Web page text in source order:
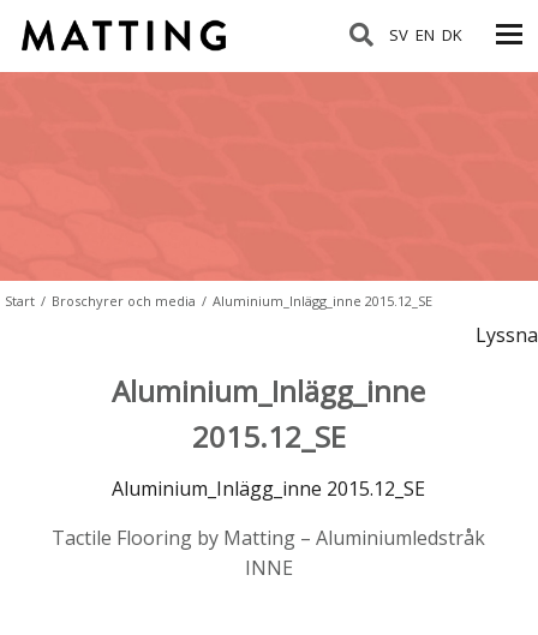
SV EN DK
Start / Broschyrer och media / Aluminium_Inlägg_inne 2015.12_SE
Lyssna
Aluminium_Inlägg_inne
2015.12_SE
Aluminium_Inlägg_inne 2015.12_SE
Tactile Flooring by Matting – Aluminiumledstråk
INNE